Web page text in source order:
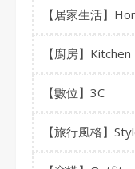
【居家生活】
【廚房】Kitchen
【數位】3C
【旅行風格】